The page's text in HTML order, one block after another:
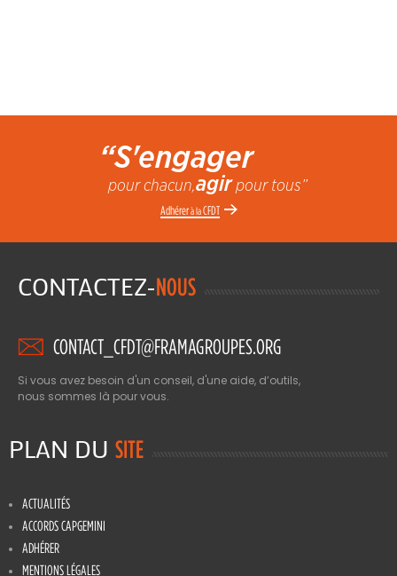
“S'engager
pour chacun,agirpour tous”
Adhérerà laCFDT
CONTACTEZ-NOUS
CONTACT_CFDT@FRAMAGROUPES.ORG
Si vous avez besoin d'un conseil, d'une aide, d’outils,
nous sommes là pour vous.
PLAN DU SITE
ACTUALITÉS
ACCORDS CAPGEMINI
ADHÉRER
MENTIONS LÉGALES